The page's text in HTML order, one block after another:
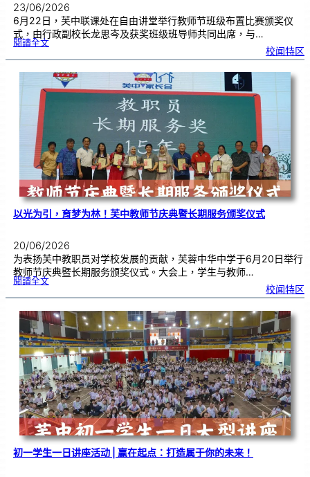
23/06/2026
6月22日，芙中联课处在自由讲堂举行教师节班级布置比赛颁奖仪
式，由行政副校长龙思岑及获奖班级班导师共同出席，与…
閱讀全文:教
班
布
置
比
颁
奖
温
馨
校
园
校闻特区
以光为引，育梦为林！芙中教师节庆典暨长期服务颁奖仪式
20/06/2026
为表扬芙中教职员对学校发展的贡献，芙蓉中华中学于6月20日举行
教师节庆典暨长期服务颁奖仪式。大会上，学生与教师…
閱讀全文:以
为
引
育
梦
为
林
！
芙
中
教
师
节
庆
典
暨
长
期
服
务
颁
奖
仪
式
校闻特区
初一学生一日讲座活动 | 赢在起点：打造属于你的未来！